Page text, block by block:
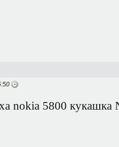
nokia 5800 кукашка